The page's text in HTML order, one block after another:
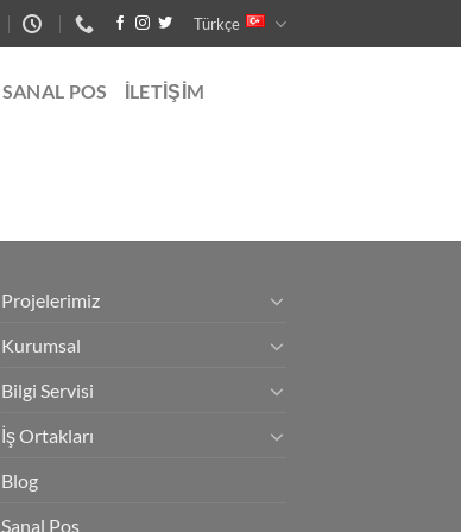
Türkçe
SANAL POS İLETIŞIM
Projelerimiz
Kurumsal
Bilgi Servisi
İş Ortakları
Blog
Sanal Pos